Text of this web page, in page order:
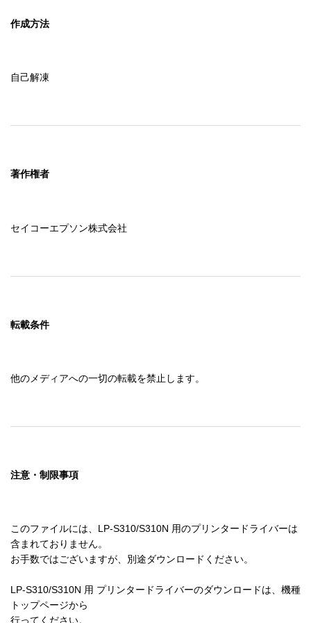
作成方法
自己解凍
著作権者
セイコーエプソン株式会社
転載条件
他のメディアへの一切の転載を禁止します。
注意・制限事項
このファイルには、LP-S310/S310N 用のプリンタードライバーは
含まれておりません。
お手数ではございますが、別途ダウンロードください。
LP-S310/S310N 用 プリンタードライバーのダウンロードは、機種
トップページから
行ってください。